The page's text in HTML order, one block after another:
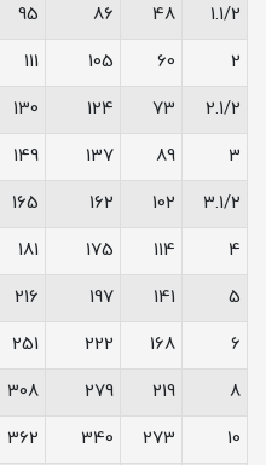
1.1/2
48
86
95
2
60
105
111
2.1/2
73
124
130
3
89
137
149
3.1/2
102
162
165
4
114
175
181
5
141
197
216
6
168
222
251
8
219
279
308
10
273
340
362